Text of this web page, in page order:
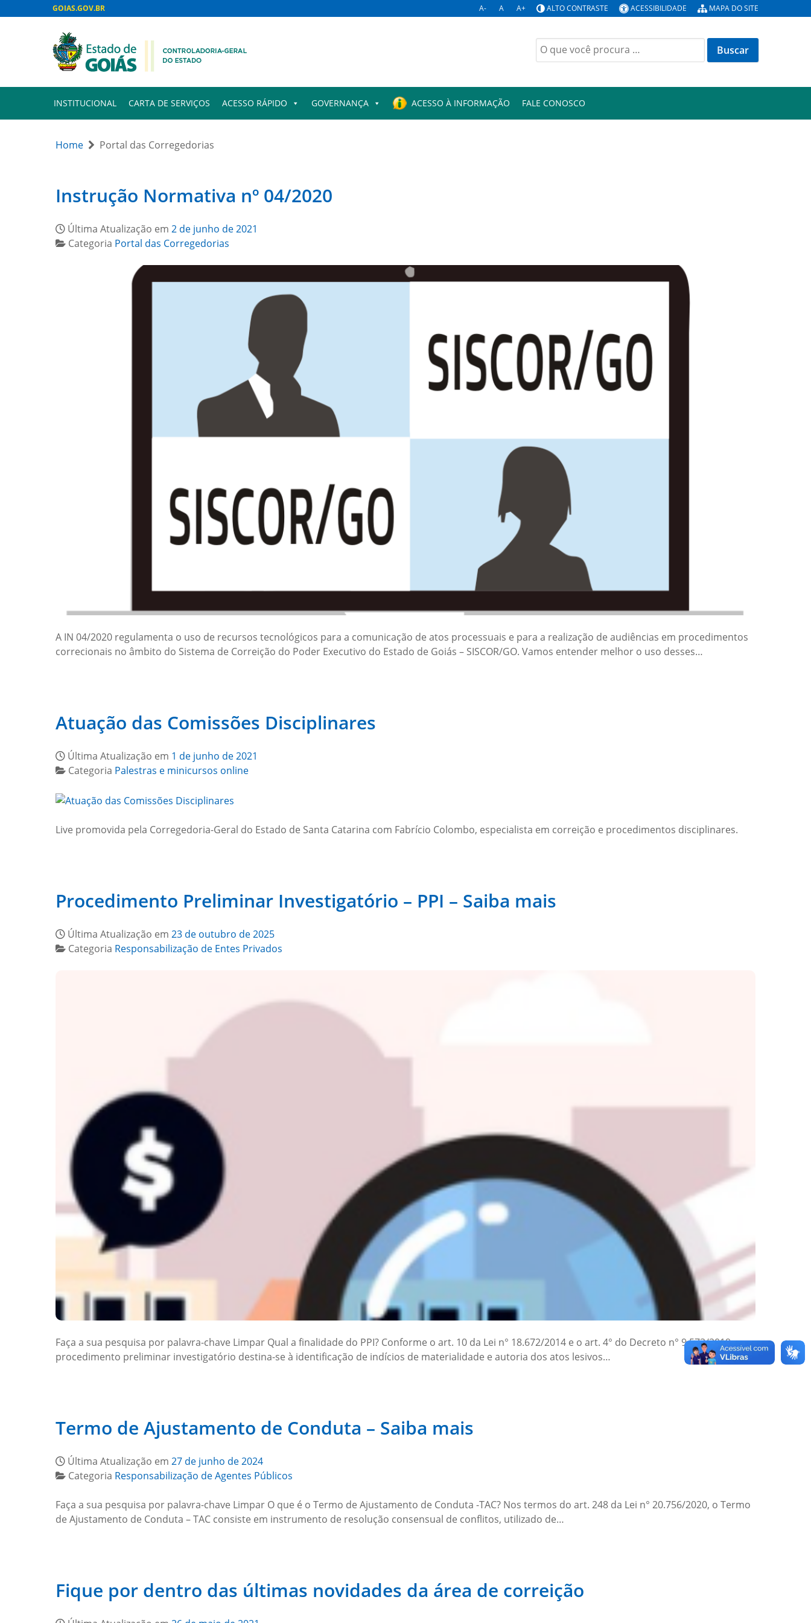
GOIAS.GOV.BR A- A A+ ALTO CONTRASTE ACESSIBILIDADE MAPA DO SITE
Buscar
por:
INSTITUCIONAL CARTA DE SERVIÇOS ACESSO RÁPIDO GOVERNANÇA ACESSO À INFORMAÇÃO FALE CONOSCO
Home Portal das Corregedorias
Instrução Normativa nº 04/2020
Última Atualização em 2 de junho de 2021
Categoria Portal das Corregedorias
A IN 04/2020 regulamenta o uso de recursos tecnológicos para a comunicação de atos processuais e para a realização de audiências em procedimentos
correcionais no âmbito do Sistema de Correição do Poder Executivo do Estado de Goiás – SISCOR/GO. Vamos entender melhor o uso desses…
Atuação das Comissões Disciplinares
Última Atualização em 1 de junho de 2021
Categoria Palestras e minicursos online
Live promovida pela Corregedoria-Geral do Estado de Santa Catarina com Fabrício Colombo, especialista em correição e procedimentos disciplinares.
Procedimento Preliminar Investigatório – PPI – Saiba mais
Última Atualização em 23 de outubro de 2025
Categoria Responsabilização de Entes Privados
Faça a sua pesquisa por palavra-chave Limpar Qual a finalidade do PPI? Conforme o art. 10 da Lei n° 18.672/2014 e o art. 4° do Decreto n° 9.573/2019, o
procedimento preliminar investigatório destina-se à identificação de indícios de materialidade e autoria dos atos lesivos…
Termo de Ajustamento de Conduta – Saiba mais
Última Atualização em 27 de junho de 2024
Categoria Responsabilização de Agentes Públicos
Faça a sua pesquisa por palavra-chave Limpar O que é o Termo de Ajustamento de Conduta -TAC? Nos termos do art. 248 da Lei n° 20.756/2020, o Termo
de Ajustamento de Conduta – TAC consiste em instrumento de resolução consensual de conflitos, utilizado de…
Fique por dentro das últimas novidades da área de correição